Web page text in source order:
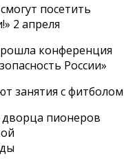
посетить
2 апреля
конференция
России»
занятия с фитболом
пионеров